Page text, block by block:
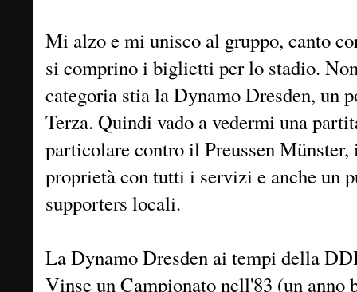
Mi alzo e mi unisco al gruppo, canto
si comprino i biglietti per lo stadio.
categoria stia la Dynamo Dresden, un
Terza. Quindi vado a vedermi una
particolare contro il Preussen
proprietà con tutti i servizi e anche un
supporters locali.
La Dynamo Dresden ai tempi della
Vinse un Campionato nell'83 (un anno